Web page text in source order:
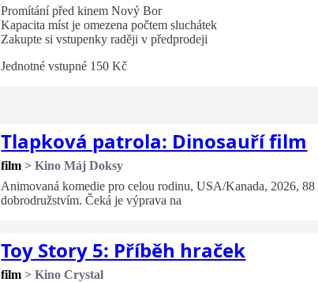
Promítání před kinem Nový Bor
Kapacita míst je omezena počtem sluchátek
Zakupte si vstupenky raději v předprodeji
Jednotné vstupné 150 Kč
Tlapková patrola: Dinosauří film
film >Kino Máj Doksy
Animovaná komedie pro celou rodinu, USA/Kanada, 2026,
dobrodružstvím. Čeká je výprava na
Toy Story 5: Příběh hraček
film >Kino Crystal